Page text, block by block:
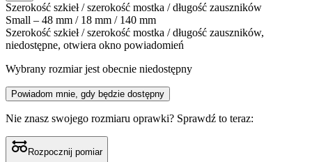
Szerokość szkieł / szerokość mostka / długość zauszników
Small – 48 mm / 18 mm / 140 mm
Szerokość szkieł / szerokość mostka / długość zauszników,
niedostępne, otwiera okno powiadomień
Wybrany rozmiar jest obecnie niedostępny
Powiadom mnie, gdy będzie dostępny
Nie znasz swojego rozmiaru oprawki? Sprawdź to teraz:
Rozpocznij pomiar